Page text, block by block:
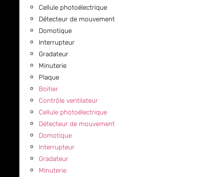
Cellule photoélectrique
Détecteur de mouvement
Domotique
Interrupteur
Gradateur
Minuterie
Plaque
Boitier
Contrôle ventilateur
Cellule photoélectrique
Détecteur de mouvement
Domotique
Interrupteur
Gradateur
Minuterie